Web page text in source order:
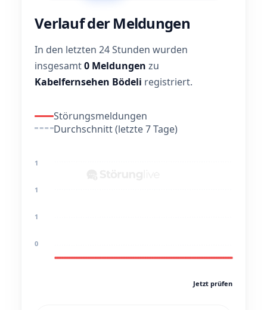
Verlauf der Meldungen
In den letzten 24 Stunden wurden
insgesamt0 Meldungen zu
Kabelfernsehen Bödeli registriert.
Störungsmeldungen
Durchschnitt (letzte 7 Tage)
1
1
1
0
Jetzt prüfen